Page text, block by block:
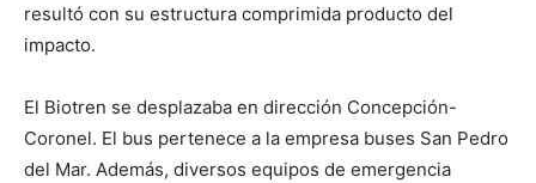
resultó con su estructura comprimida producto del
impacto.
El Biotren se desplazaba en dirección Concepción-
Coronel. El bus pertenece a la empresa buses San Pedro
del Mar. Además, diversos equipos de emergencia